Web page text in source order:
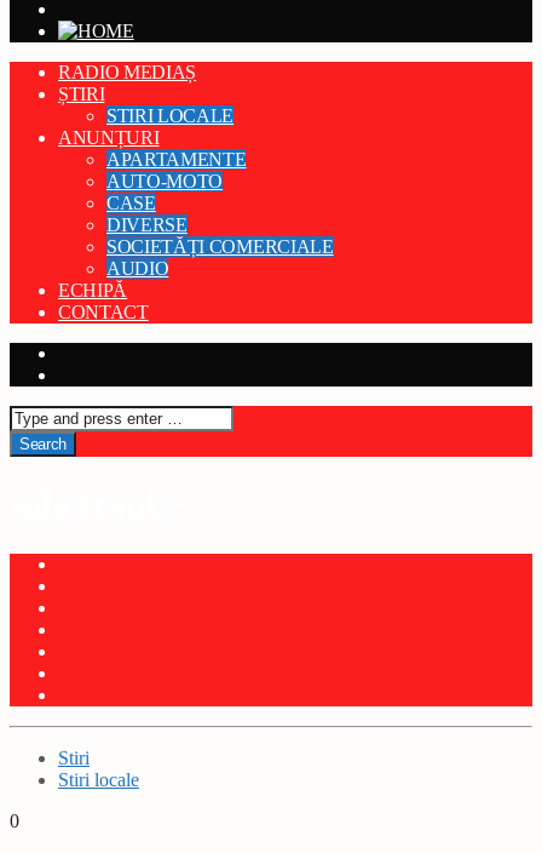
RADIO MEDIAȘ
ȘTIRI
STIRI LOCALE
ANUNȚURI
APARTAMENTE
AUTO-MOTO
CASE
DIVERSE
SOCIETĂȚI COMERCIALE
AUDIO
ECHIPĂ
CONTACT
Stiri
Stiri locale
0